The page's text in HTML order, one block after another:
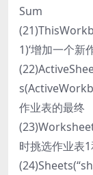
Sum
1)‘增加一个新
作业表的最终
时挑选作业表